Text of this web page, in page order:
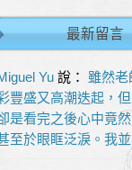
最新留言
Yu說： 雖然老
豐盛又高潮迭起，
是看完之後心中竟然
至於眼眶泛淚。我